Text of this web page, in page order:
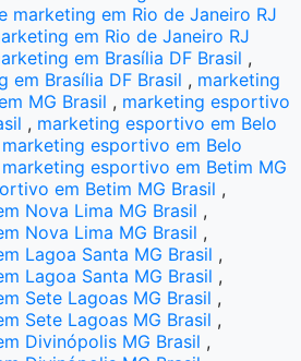
marketing em Rio de Janeiro RJ
em Rio de Janeiro RJ
em Brasília DF Brasil ,
em Brasília DF Brasil , marketing
MG Brasil , marketing esportivo
, marketing esportivo em Belo
marketing esportivo em Belo
marketing esportivo em Betim MG
em Betim MG Brasil ,
Nova Lima MG Brasil ,
Nova Lima MG Brasil ,
Lagoa Santa MG Brasil ,
Lagoa Santa MG Brasil ,
Sete Lagoas MG Brasil ,
Sete Lagoas MG Brasil ,
Divinópolis MG Brasil ,